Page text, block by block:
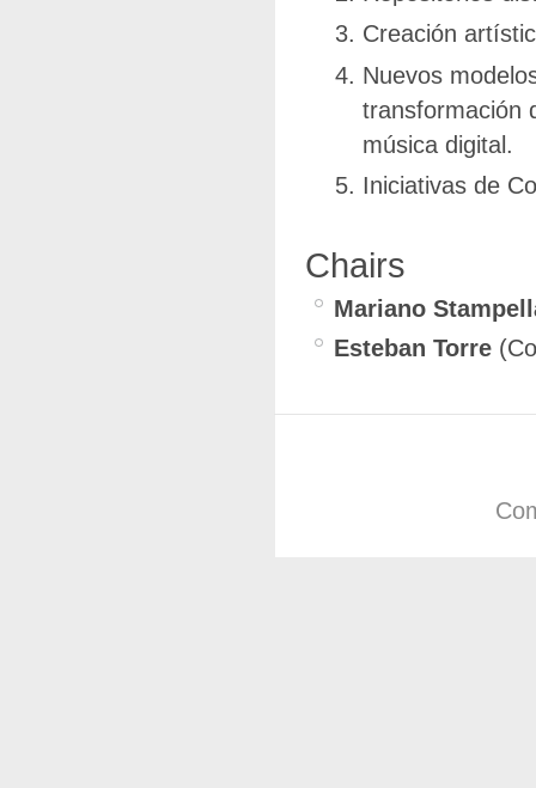
Creación
Nuevos
transformación
música digital.
Iniciativas de
Chairs
Mariano
Esteban Torre